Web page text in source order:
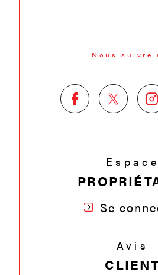
Nous suivre
Espace
Se
Avis
CLIENT